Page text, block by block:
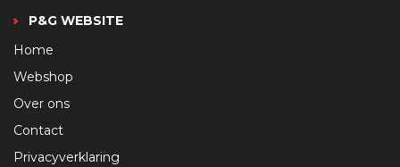
P&G WEBSITE
Home
Webshop
Over ons
Contact
Privacyverklaring